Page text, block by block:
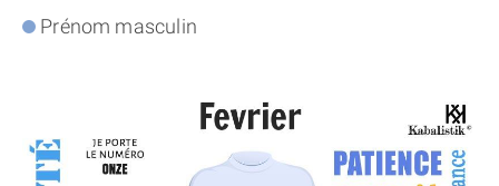
Prénom masculin
THÈME TEMPOREL
THÈME « DOUBLE JE »